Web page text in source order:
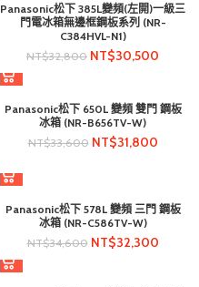
Panasonic松下 385L變頻(左開)一級三
門電冰箱無邊框鋼板系列 (NR-
C384HVL-N1)
NT$32,800 NT$30,500
Panasonic松下 650L 變頻 雙門 鋼板
冰箱 (NR-B656TV-W)
NT$33,600 NT$31,800
Panasonic松下 578L 變頻 三門 鋼板
冰箱 (NR-C586TV-W)
NT$34,600 NT$32,300